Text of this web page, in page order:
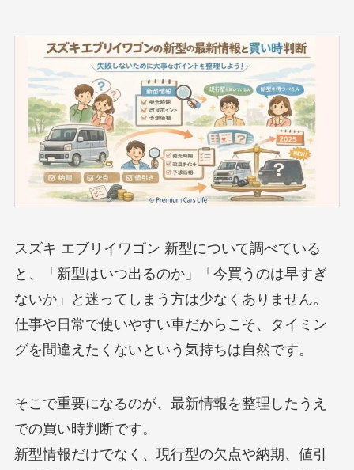
スズキ エブリイワゴン 新型について調べている
と、「新型はいつ出るのか」「今買うのは早すぎ
ないか」と迷ってしまう方は少なくありません。
仕事や日常で使いやすい車だからこそ、タイミン
グを間違えたくないという気持ちは自然です。
そこで重要になるのが、最新情報を整理したうえ
での買い時判断です。
新型情報だけでなく、現行型の欠点や納期、値引